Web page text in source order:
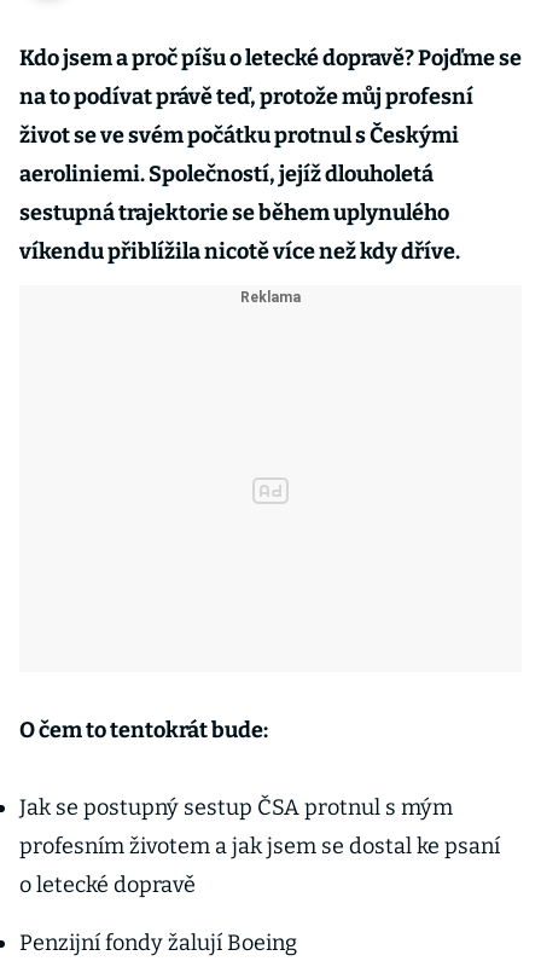
Kdo jsem a proč píšu o letecké dopravě? Pojďme se
na to podívat právě teď, protože můj profesní
život se ve svém počátku protnul s Českými
aeroliniemi. Společností, jejíž dlouholetá
sestupná trajektorie se během uplynulého
víkendu přiblížila nicotě více než kdy dříve.
O čem to tentokrát bude:
Jak se postupný sestup ČSA protnul s mým
profesním životem a jak jsem se dostal ke psaní
o letecké dopravě
Penzijní fondy žalují Boeing